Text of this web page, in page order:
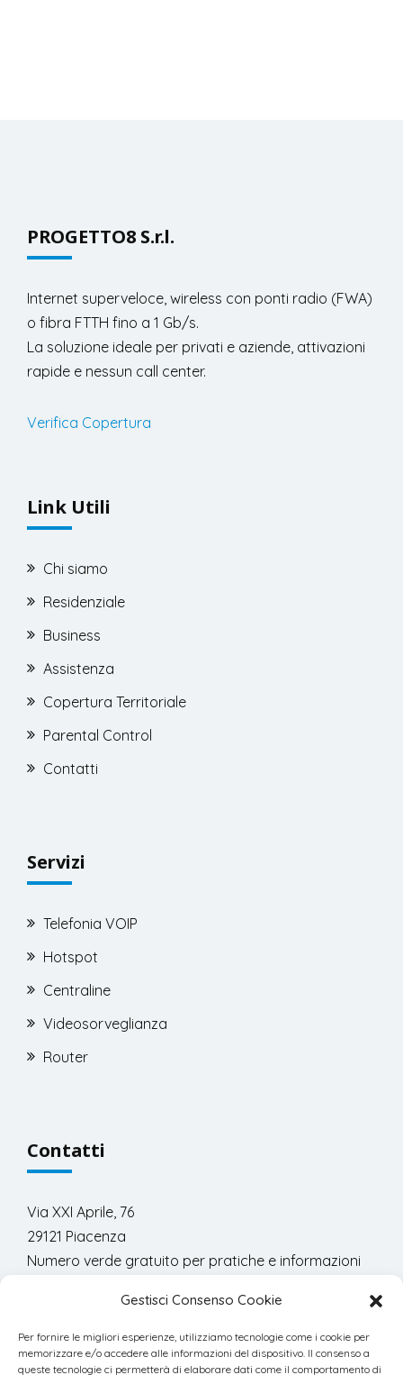
Gestisci Consenso Cookie
Per fornire le migliori esperienze, utilizziamo tecnologie come i cookie per
memorizzare e/o accedere alle informazioni del dispositivo. Il consenso a
queste tecnologie ci permetterà di elaborare dati come il comportamento di
PROGETTO8 S.r.l.
Internet superveloce, wireless con ponti radio (FWA)
o fibra FTTH fino a 1 Gb/s.
La soluzione ideale per privati e aziende, attivazioni
rapide e nessun call center.
Verifica Copertura
Link Utili
Chi siamo
Residenziale
Business
Assistenza
Copertura Territoriale
Parental Control
Contatti
Servizi
Telefonia VOIP
Hotspot
Centraline
Videosorveglianza
Router
Contatti
Via XXI Aprile, 76
29121 Piacenza
Numero verde gratuito per pratiche e informazioni
800.978.300